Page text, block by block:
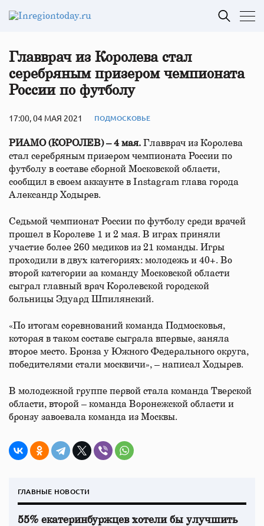
Главврач из Королева стал
серебряным призером чемпионата
России по футболу
17:00, 04 МАЯ 2021 ПОДМОСКОВЬЕ
РИАМО (КОРОЛЕВ) – 4 мая. Главврач из Королева
стал серебряным призером чемпионата России по
футболу в составе сборной Московской области,
сообщил в своем аккаунте в Instagram глава города
Александр Ходырев.
Седьмой чемпионат России по футболу среди врачей
прошел в Королеве 1 и 2 мая. В играх приняли
участие более 260 медиков из 21 команды. Игры
проходили в двух категориях: молодежь и 40+. Во
второй категории за команду Московской области
сыграл главный врач Королевской городской
больницы Эдуард Шпилянский.
«По итогам соревнований команда Подмосковья,
которая в таком составе сыграла впервые, заняла
второе место. Бронза у Южного Федерального округа,
победителями стали москвичи», – написал Ходырев.
В молодежной группе первой стала команда Тверской
области, второй – команда Воронежской области и
бронзу завоевала команда из Москвы.
ГЛАВНЫЕ НОВОСТИ
55% екатеринбуржцев хотели бы улучшить